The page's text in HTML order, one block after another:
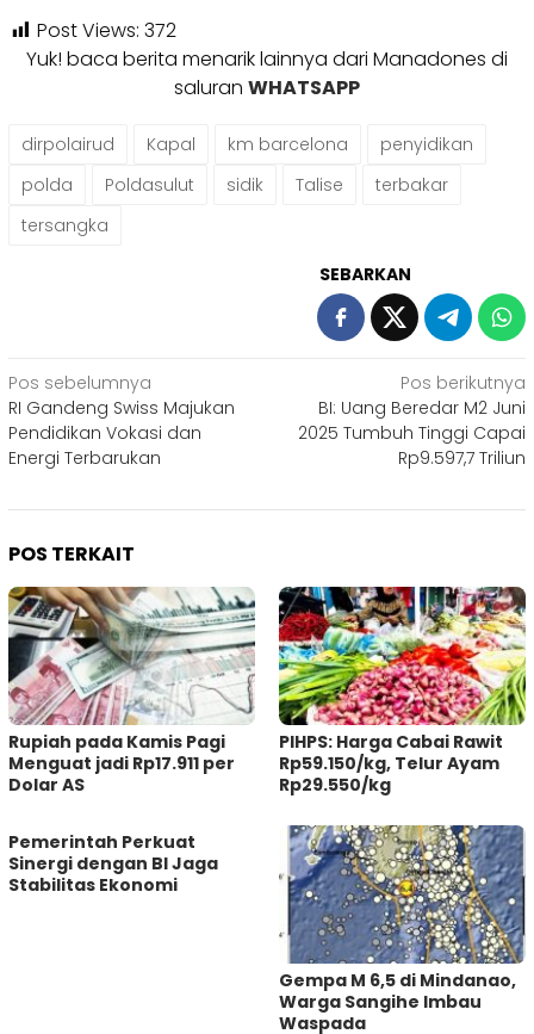
Post Views: 372
Yuk! baca berita menarik lainnya dari Manadones di
saluran WHATSAPP
dirpolairud Kapal km barcelona
penyidikan
polda
Poldasulut sidik Talise
terbakar
tersangka
SEBARKAN
Navigasi
pos
Pos sebelumnya
RI Gandeng Swiss Majukan
Pendidikan Vokasi dan
Energi Terbarukan
Pos berikutnya
BI: Uang Beredar M2 Juni
2025 Tumbuh Tinggi Capai
Rp9.597,7 Triliun
POS TERKAIT
Rupiah pada Kamis Pagi
Menguat jadi Rp17.911 per
Dolar AS
PIHPS: Harga Cabai Rawit
Rp59.150/kg, Telur Ayam
Rp29.550/kg
Pemerintah Perkuat
Sinergi dengan BI Jaga
Stabilitas Ekonomi
Gempa M 6,5 di Mindanao,
Warga Sangihe Imbau
Waspada